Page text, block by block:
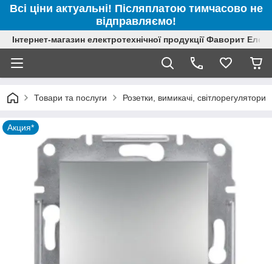
Всі ціни актуальні! Післяплатою тимчасово не
відправляємо!
Інтернет-магазин електротехнічної продукції Фаворит
Товари та послуги Розетки, вимикачі, світлорегулятори
Акция*